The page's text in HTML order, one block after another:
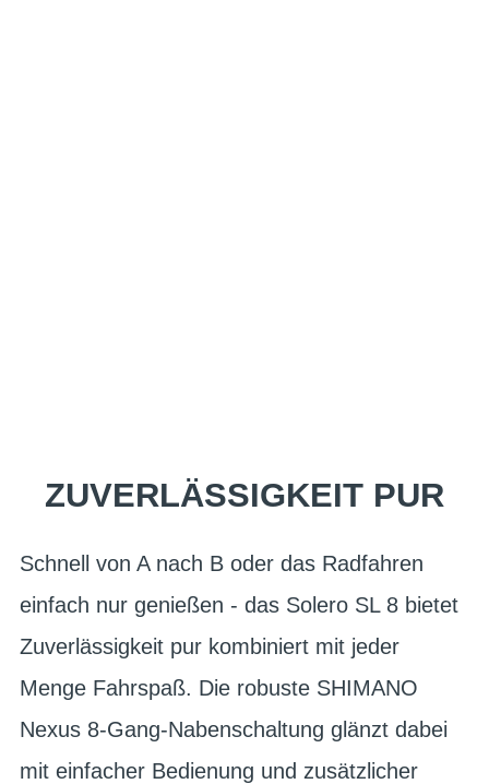
ZUVERLÄSSIGKEIT PUR
Schnell von A nach B oder das Radfahren
einfach nur genießen - das Solero SL 8 bietet
Zuverlässigkeit pur kombiniert mit jeder
Menge Fahrspaß. Die robuste SHIMANO
Nexus 8-Gang-Nabenschaltung glänzt dabei
mit einfacher Bedienung und zusätzlicher